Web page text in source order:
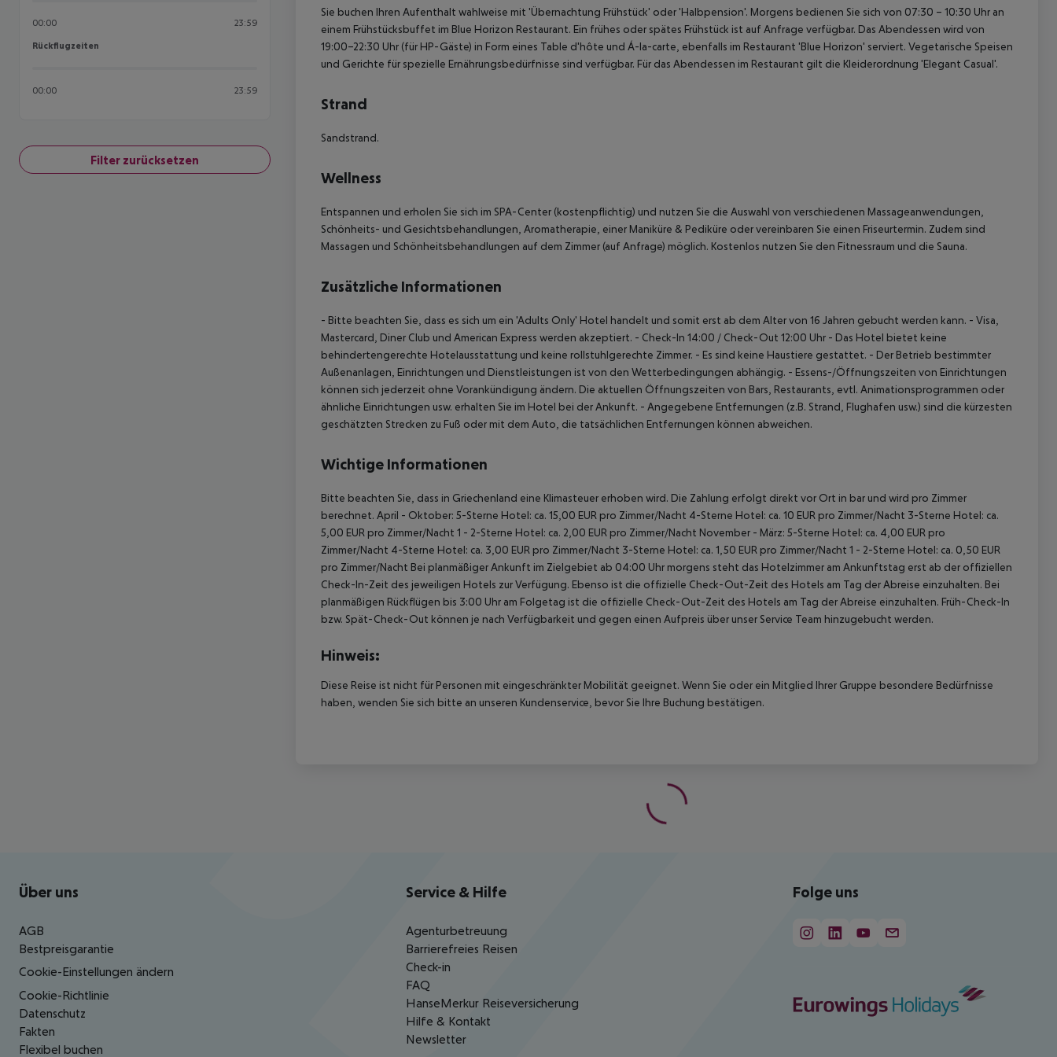
00:00 23:59
Rückflugzeiten
Rückflugzeiten
00:00 23:59
Filter zurücksetzen
Sie buchen Ihren Aufenthalt wahlweise mit 'Übernachtung Frühstück' oder 'Halbpension'. Morgens bedienen Sie sich von 07:30 – 10:30 Uhr an
einem Frühstücksbuffet im Blue Horizon Restaurant. Ein frühes oder spätes Frühstück ist auf Anfrage verfügbar. Das Abendessen wird von
19:00–22:30 Uhr (für HP-Gäste) in Form eines Table d'hôte und Á-la-carte, ebenfalls im Restaurant 'Blue Horizon' serviert. Vegetarische Speisen
und Gerichte für spezielle Ernährungsbedürfnisse sind verfügbar. Für das Abendessen im Restaurant gilt die Kleiderordnung 'Elegant Casual'.
Strand
Sandstrand.
Wellness
Entspannen und erholen Sie sich im SPA-Center (kostenpflichtig) und nutzen Sie die Auswahl von verschiedenen Massageanwendungen,
Schönheits- und Gesichtsbehandlungen, Aromatherapie, einer Maniküre & Pediküre oder vereinbaren Sie einen Friseurtermin. Zudem sind
Massagen und Schönheitsbehandlungen auf dem Zimmer (auf Anfrage) möglich. Kostenlos nutzen Sie den Fitnessraum und die Sauna.
Zusätzliche Informationen
- Bitte beachten Sie, dass es sich um ein 'Adults Only' Hotel handelt und somit erst ab dem Alter von 16 Jahren gebucht werden kann. - Visa,
Mastercard, Diner Club und American Express werden akzeptiert. - Check-In 14:00 / Check-Out 12:00 Uhr - Das Hotel bietet keine
behindertengerechte Hotelausstattung und keine rollstuhlgerechte Zimmer. - Es sind keine Haustiere gestattet. - Der Betrieb bestimmter
Außenanlagen, Einrichtungen und Dienstleistungen ist von den Wetterbedingungen abhängig. - Essens-/Öffnungszeiten von Einrichtungen
können sich jederzeit ohne Vorankündigung ändern. Die aktuellen Öffnungszeiten von Bars, Restaurants, evtl. Animationsprogrammen oder
ähnliche Einrichtungen usw. erhalten Sie im Hotel bei der Ankunft. - Angegebene Entfernungen (z.B. Strand, Flughafen usw.) sind die kürzesten
geschätzten Strecken zu Fuß oder mit dem Auto, die tatsächlichen Entfernungen können abweichen.
Wichtige Informationen
Bitte beachten Sie, dass in Griechenland eine Klimasteuer erhoben wird. Die Zahlung erfolgt direkt vor Ort in bar und wird pro Zimmer
berechnet. April - Oktober: 5-Sterne Hotel: ca. 15,00 EUR pro Zimmer/Nacht 4-Sterne Hotel: ca. 10 EUR pro Zimmer/Nacht 3-Sterne Hotel: ca.
5,00 EUR pro Zimmer/Nacht 1 - 2-Sterne Hotel: ca. 2,00 EUR pro Zimmer/Nacht November - März: 5-Sterne Hotel: ca. 4,00 EUR pro
Zimmer/Nacht 4-Sterne Hotel: ca. 3,00 EUR pro Zimmer/Nacht 3-Sterne Hotel: ca. 1,50 EUR pro Zimmer/Nacht 1 - 2-Sterne Hotel: ca. 0,50 EUR
pro Zimmer/Nacht Bei planmäßiger Ankunft im Zielgebiet ab 04:00 Uhr morgens steht das Hotelzimmer am Ankunftstag erst ab der offiziellen
Check-In-Zeit des jeweiligen Hotels zur Verfügung. Ebenso ist die offizielle Check-Out-Zeit des Hotels am Tag der Abreise einzuhalten. Bei
planmäßigen Rückflügen bis 3:00 Uhr am Folgetag ist die offizielle Check-Out-Zeit des Hotels am Tag der Abreise einzuhalten. Früh-Check-In
bzw. Spät-Check-Out können je nach Verfügbarkeit und gegen einen Aufpreis über unser Service Team hinzugebucht werden.
Hinweis:
Diese Reise ist nicht für Personen mit eingeschränkter Mobilität geeignet. Wenn Sie oder ein Mitglied Ihrer Gruppe besondere Bedürfnisse
haben, wenden Sie sich bitte an unseren Kundenservice, bevor Sie Ihre Buchung bestätigen.
Footer navigation
Über uns
AGB
Bestpreisgarantie
Cookie-Einstellungen ändern
Cookie-Richtlinie
Datenschutz
Fakten
Flexibel buchen
Service & Hilfe
Agenturbetreuung
Barrierefreies Reisen
Check-in
FAQ
HanseMerkur Reiseversicherung
Hilfe & Kontakt
Newsletter
Folge uns